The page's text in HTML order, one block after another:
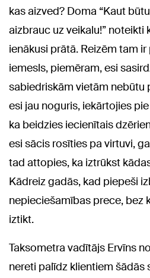
kas aizved? Doma “Kaut
aizbrauc uz veikalu!” noteikti
ienākusi prātā. Reizēm tam
iemesls, piemēram, esi
sabiedriskām vietām nebūtu
esi jau noguris, iekārtojies
ka beidzies iecienītais
esi sācis rosīties pa virtuvi,
tad attopies, ka iztrūkst
Kādreiz gadās, kad piepeši
nepieciešamības prece, bez
iztikt.
Taksometra vadītājs Ervīns
nereti palīdz klientiem šādās